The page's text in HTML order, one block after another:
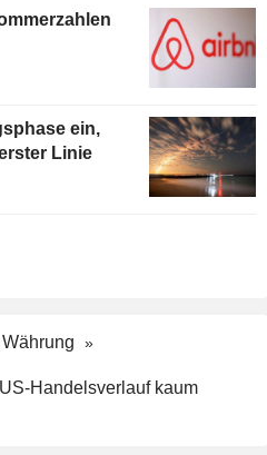
ein,
Linie
Handelsverlauf kaum